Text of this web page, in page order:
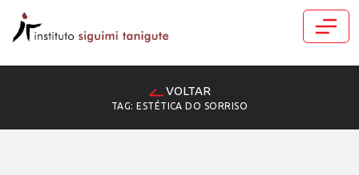
VOLTAR
TAG: ESTÉTICA DO SORRISO